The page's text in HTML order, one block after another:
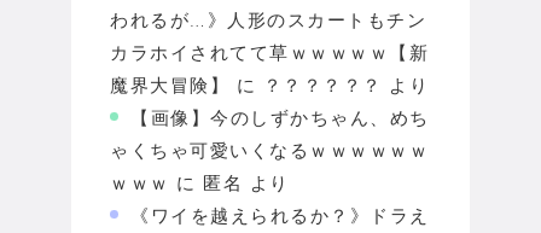
われるが…》人形のスカートもチン
カラホイされてて草ｗｗｗｗｗ【新
魔界大冒険】
に ？？？？？？
より
【画像】今のしずかちゃん、めち
ゃくちゃ可愛いくなるｗｗｗｗｗｗ
ｗｗｗ に 匿名 より
《ワイを越えられるか？》ドラえ